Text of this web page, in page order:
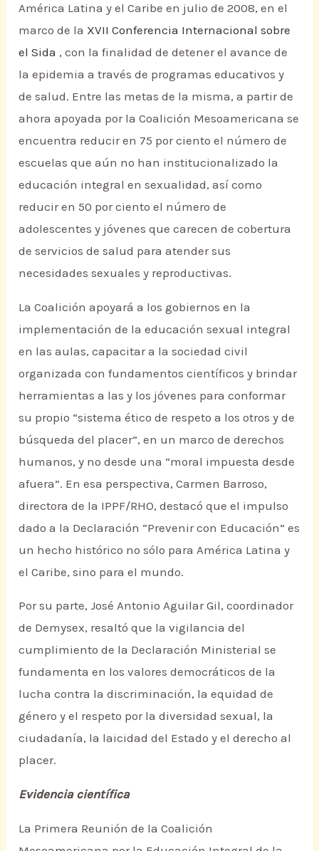
América Latina y el Caribe en julio de 2008, en el
marco de la XVII Conferencia Internacional sobre
el Sida , con la finalidad de detener el avance de
la epidemia a través de programas educativos y
de salud. Entre las metas de la misma, a partir de
ahora apoyada por la Coalición Mesoamericana se
encuentra reducir en 75 por ciento el número de
escuelas que aún no han institucionalizado la
educación integral en sexualidad, así como
reducir en 50 por ciento el número de
adolescentes y jóvenes que carecen de cobertura
de servicios de salud para atender sus
necesidades sexuales y reproductivas.
La Coalición apoyará a los gobiernos en la
implementación de la educación sexual integral
en las aulas, capacitar a la sociedad civil
organizada con fundamentos científicos y brindar
herramientas a las y los jóvenes para conformar
su propio “sistema ético de respeto a los otros y de
búsqueda del placer”, en un marco de derechos
humanos, y no desde una “moral impuesta desde
afuera”. En esa perspectiva, Carmen Barroso,
directora de la IPPF/RHO, destacó que el impulso
dado a la Declaración “Prevenir con Educación” es
un hecho histórico no sólo para América Latina y
el Caribe, sino para el mundo.
Por su parte, José Antonio Aguilar Gil, coordinador
de Demysex, resaltó que la vigilancia del
cumplimiento de la Declaración Ministerial se
fundamenta en los valores democráticos de la
lucha contra la discriminación, la equidad de
género y el respeto por la diversidad sexual, la
ciudadanía, la laicidad del Estado y el derecho al
placer.
Evidencia científica
La Primera Reunión de la Coalición